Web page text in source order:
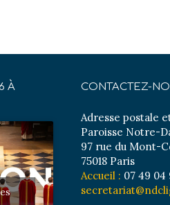
À
CONTACTEZ-
Adresse postale
Paroisse Notre-
97 rue du Mont-
75018 Paris
Accueil : 07 49 04